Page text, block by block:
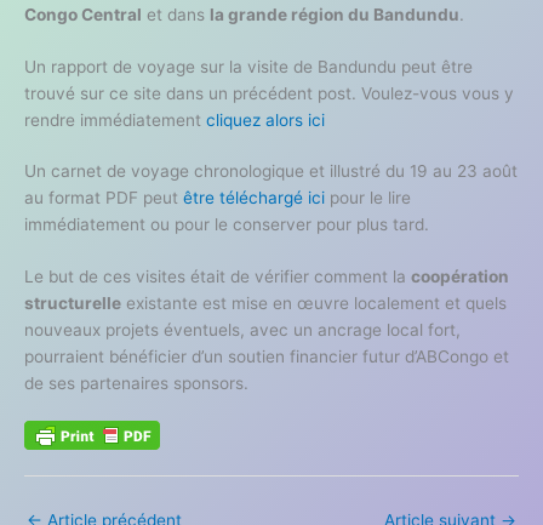
Congo Central et dans la grande région du Bandundu.
Un rapport de voyage sur la visite de Bandundu peut être
trouvé sur ce site dans un précédent post. Voulez-vous vous y
rendre immédiatement cliquez alors ici
Un carnet de voyage chronologique et illustré du 19 au 23 août
au format PDF peut être téléchargé ici pour le lire
immédiatement ou pour le conserver pour plus tard.
Le but de ces visites était de vérifier comment la coopération
structurelle existante est mise en œuvre localement et quels
nouveaux projets éventuels, avec un ancrage local fort,
pourraient bénéficier d’un soutien financier futur d’ABCongo et
de ses partenaires sponsors.
← Article précédent Article suivant →